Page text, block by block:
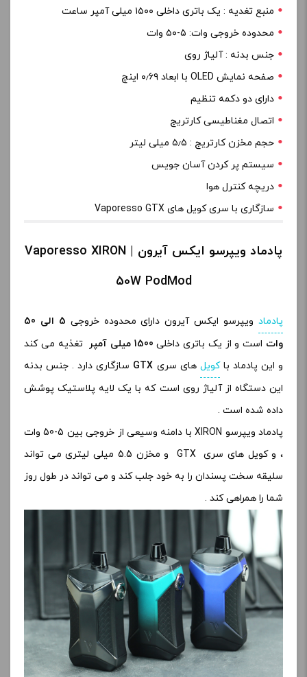
منبع تغدیه : یک باتری داخلی ۱۵۰۰ میلی آمپر ساعت
محدوده خروجی وات: ۵-۵۰ وات
جنس بدنه : آلیاژ روی
صفحه نمایش OLED با ابعاد ۰٫۶۹ اینچ
دارای دو دکمه تنظیم
اتصال مغناطیسی کارتریج
حجم مخزن کارتریج : ۵٫۵ میلی لیتر
سیستم پر کردن آسان جویس
دریچه کنترل هوا
سازگاری با سری کویل های Vaporesso GTX
پادماد ویپرسو ایکس آیرون | Vaporesso XIRON
50W PodMod
پادمادویپرسو ایکس آیرون دارای محدوده خروجی
5 الی 50
وات است و از یک باتری داخلی 1500 میلی آمپر
تغذیه می کند
و این پادماد باکویل های سری GTX سازگاری دارد . جنس بدنه
این دستگاه از آلیاژ روی است که با یک لایه پلاستیک پوشش
داده شده است .
پادماد ویپرسو XIRON با دامنه وسیعی از خروجی بین 5-50 وات
، و کویل های سری GTX و مخزن 5.5 میلی لیتری می تواند
سلیقه سخت پسندان را به خود جلب کند و می تواند در طول روز
شما را همراهی کند .